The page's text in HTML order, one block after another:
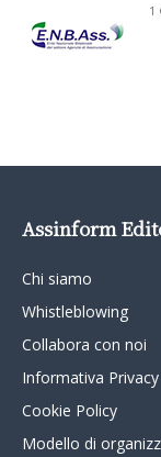
1
Assinform
Chi siamo
Whistleblowing
Collabora con noi
Informativa Privacy
Cookie Policy
Modello di